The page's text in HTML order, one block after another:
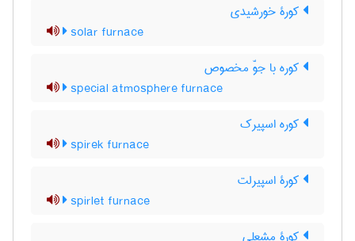
کورۀ خورشیدی
solar furnace
کوره با جوّ مخصوص
special atmosphere furnace
کوره اسپیرک
spirek furnace
کورۀ اسپیرلت
spirlet furnace